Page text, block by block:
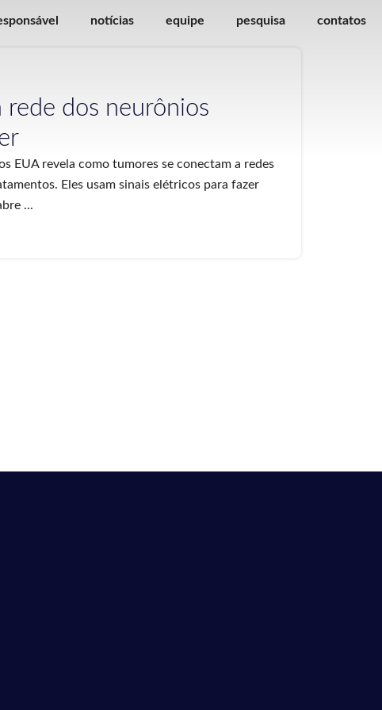
notícias equipe pesquisa contatos
rede dos neurônios
EUA revela como tumores se conectam a redes
Eles usam sinais elétricos para fazer
...